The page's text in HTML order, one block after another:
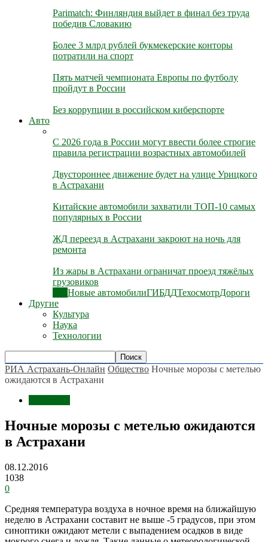
Parimatch: Финляндия выйдет в финал без труда
победив Словакию
Более 3 млрд рублей букмекерские конторы
потратили на спорт
Пять матчей чемпионата Европы по футболу
пройдут в России
Без коррупции в российском киберспорте
Авто
С 2026 года в России могут ввести более строгие
правила регистрации возрастных автомобилей
Двустороннее движение будет на улице Урицкого
в Астрахани
Китайские автомобили захватили ТОП-10 самых
популярных в России
ЖД переезд в Астрахани закроют на ночь для
ремонта
Из жары в Астрахани ограничат проезд тяжёлых
грузовиков
Новые автомобилиГИБДДТехосмотрДороги
Другие
Культура
Наука
Технологии
РИА Астрахань-Онлайн Общество Ночные морозы с метелью
ожидаются в Астрахани
Ночные морозы с метелью ожидаются
в Астрахани
08.12.2016
1038
0
Средняя температура воздуха в ночное время на ближайшую
неделю в Астрахани составит не выше -5 градусов, при этом
синоптики ожидают метели с выпадением осадков в виде